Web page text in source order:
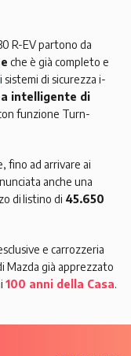
R-EV partono da
che è già completo e
sistemi di sicurezza i-
intelligente di
funzione Turn-
fino ad arrivare ai
anche una
di listino di 45.650
e carrozzeria
Mazda già apprezzato
100 anni della Casa.